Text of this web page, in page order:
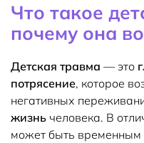
Что такое
почему она
Детская травма — это
потрясение, которое
негативных
жизнь человека. В
может быть временным